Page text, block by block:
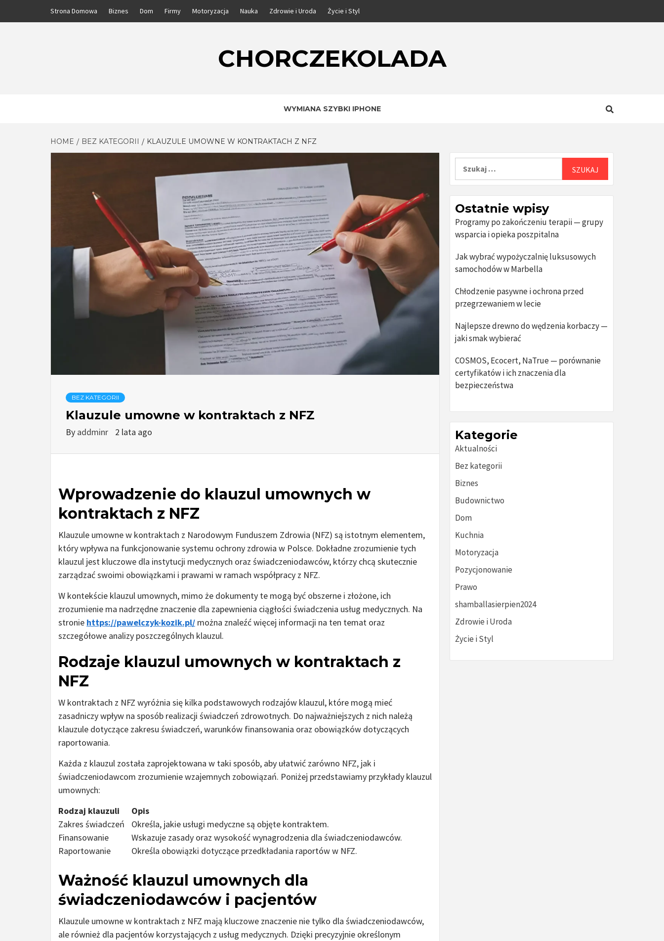
Strona Domowa Biznes Dom Firmy Motoryzacja Nauka Zdrowie i Uroda Życie i Styl
CHORCZEKOLADA
WYMIANA SZYBKI IPHONE
HOME BEZ KATEGORII KLAUZULE UMOWNE W KONTRAKTACH Z NFZ
BEZ KATEGORII
Klauzule umowne w kontraktach z NFZ
By addminr 2 lata ago
Wprowadzenie do klauzul umownych w
kontraktach z NFZ
Klauzule umowne w kontraktach z Narodowym Funduszem Zdrowia (NFZ) są istotnym elementem,
który wpływa na funkcjonowanie systemu ochrony zdrowia w Polsce. Dokładne zrozumienie tych
klauzul jest kluczowe dla instytucji medycznych oraz świadczeniodawców, którzy chcą skutecznie
zarządzać swoimi obowiązkami i prawami w ramach współpracy z NFZ.
W kontekście klauzul umownych, mimo że dokumenty te mogą być obszerne i złożone, ich
zrozumienie ma nadrzędne znaczenie dla zapewnienia ciągłości świadczenia usług medycznych. Na
stronie https://pawelczyk-kozik.pl/ można znaleźć więcej informacji na ten temat oraz
szczegółowe analizy poszczególnych klauzul.
Rodzaje klauzul umownych w kontraktach z
NFZ
W kontraktach z NFZ wyróżnia się kilka podstawowych rodzajów klauzul, które mogą mieć
zasadniczy wpływ na sposób realizacji świadczeń zdrowotnych. Do najważniejszych z nich należą
klauzule dotyczące zakresu świadczeń, warunków finansowania oraz obowiązków dotyczących
raportowania.
Każda z klauzul została zaprojektowana w taki sposób, aby ułatwić zarówno NFZ, jak i
świadczeniodawcom zrozumienie wzajemnych zobowiązań. Poniżej przedstawiamy przykłady klauzul
umownych:
Rodzaj klauzuli
Opis
Zakres świadczeń
Określa, jakie usługi medyczne są objęte kontraktem.
Finansowanie
Wskazuje zasady oraz wysokość wynagrodzenia dla świadczeniodawców.
Raportowanie
Określa obowiązki dotyczące przedkładania raportów w NFZ.
Ważność klauzul umownych dla
świadczeniodawców i pacjentów
Klauzule umowne w kontraktach z NFZ mają kluczowe znaczenie nie tylko dla świadczeniodawców,
ale również dla pacjentów korzystających z usług medycznych. Dzięki precyzyjnie określonym
Ostatnie wpisy
Programy po zakończeniu terapii — grupy
wsparcia i opieka poszpitalna
Jak wybrać wypożyczalnię luksusowych
samochodów w Marbella
Chłodzenie pasywne i ochrona przed
przegrzewaniem w lecie
Najlepsze drewno do wędzenia korbaczy —
jaki smak wybierać
COSMOS, Ecocert, NaTrue — porównanie
certyfikatów i ich znaczenia dla
bezpieczeństwa
Kategorie
Aktualności
Bez kategorii
Biznes
Budownictwo
Dom
Kuchnia
Motoryzacja
Pozycjonowanie
Prawo
shamballasierpien2024
Zdrowie i Uroda
Życie i Styl